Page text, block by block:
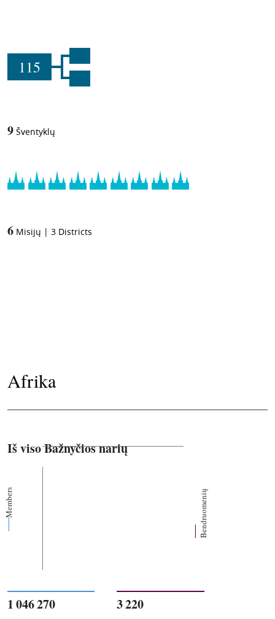
115
9 Šventyklų
6 Misijų | 3 Districts
Afrika
Iš viso Bažnyčios narių
Members Bendruomenių
1 046 270 3 220